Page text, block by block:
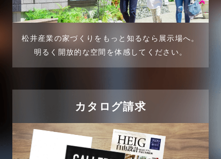
介護施設経営活用事例
企業誘致事例
住宅に関するよくある質問
商品情報
2024年12月
2024年11月
2024年9月
2024年7月
松井産業の家づくりをもっと知るなら展示場へ。
明るく開放的な空間を体感してください。
カタログ請求